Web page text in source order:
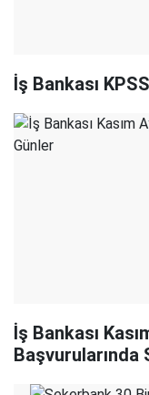
İş Bankası
İş Bankası
Başvurularında